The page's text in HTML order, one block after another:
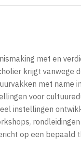
met en
krijgt vanwege
met name
voor
instellingen
op een bepaald